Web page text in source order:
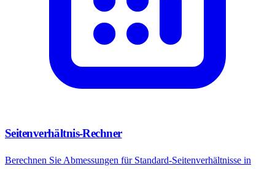
Seitenverhältnis-Rechner
Berechnen Sie Abmessungen für Standard-Seitenverhältnisse in